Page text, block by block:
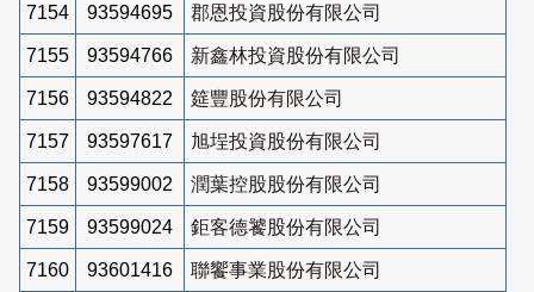
7154 93594695 郡恩投資股份有限公司
7155 93594766 新鑫林投資股份有限公司
7156 93594822 筵豐股份有限公司
7157 93597617 旭埕投資股份有限公司
7158 93599002 潤葉控股股份有限公司
7159 93599024 鉅客德饕股份有限公司
7160 93601416 聯饗事業股份有限公司